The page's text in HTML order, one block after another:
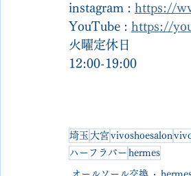
instagram : https://
YouTube : https://
火曜定休日
12:00-19:00
埼玉 大宮vivoshoesalon
ハーフラバー hermes
オールソール交換